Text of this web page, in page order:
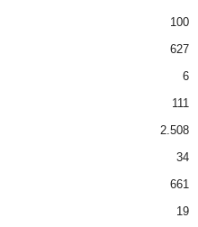
100
627
6
111
2.508
34
661
19